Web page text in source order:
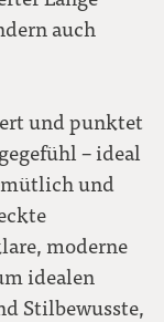
auch
und punktet
– ideal
und
moderne
idealen
Stilbewusste,